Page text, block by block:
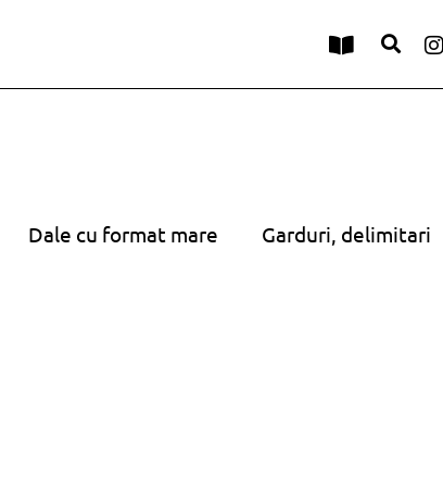
Dale cu format mare Garduri, delimitari